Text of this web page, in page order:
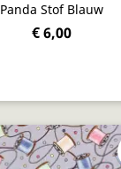
Panda Stof Blauw
€ 6,00